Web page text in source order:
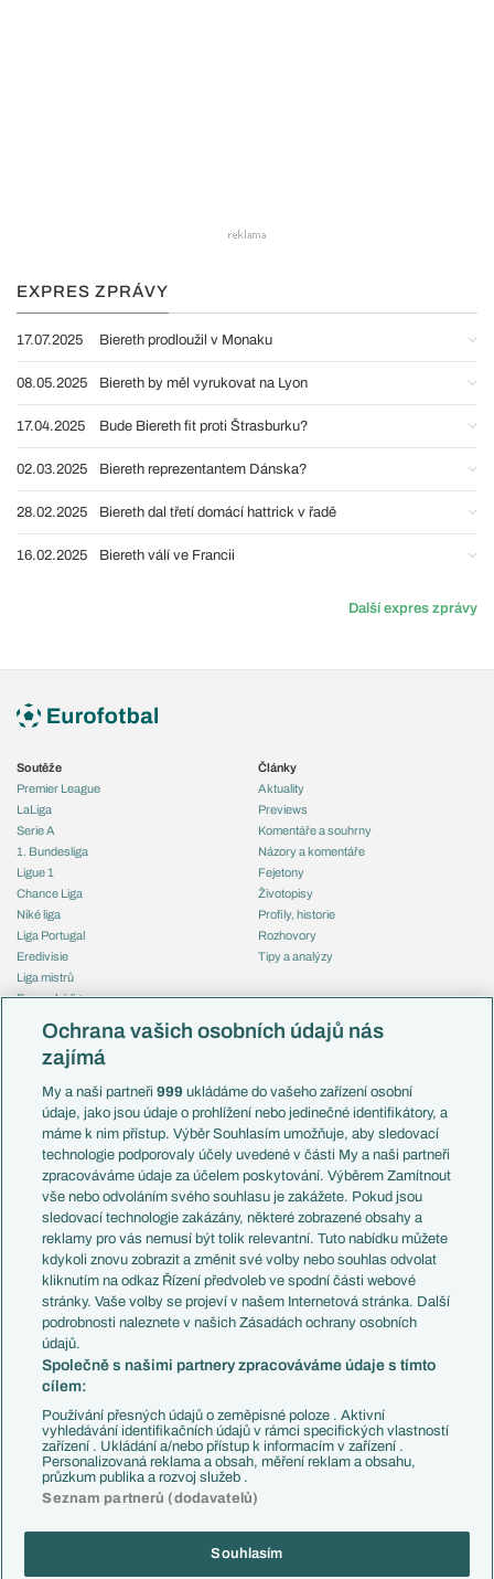
EXPRES ZPRÁVY
17.07.2025 Biereth prodloužil v Monaku
08.05.2025 Biereth by měl vyrukovat na Lyon
17.04.2025 Bude Biereth fit proti Štrasburku?
02.03.2025 Biereth reprezentantem Dánska?
28.02.2025 Biereth dal třetí domácí hattrick v řadě
16.02.2025 Biereth válí ve Francii
Další expres zprávy
Soutěže
Premier League
LaLiga
Serie A
1. Bundesliga
Ligue 1
Chance Liga
Niké liga
Liga Portugal
Eredivisie
Liga mistrů
Evropská liga
Mistrovství světa
Liga národů
Témata
Představení týmů MS
EuroSkauting
PL v kostce
Evropské koeficienty
Přestupy
Přestupové spekulace
Zranění
Kluby
Arsenal FC
Chelsea FC
Manchester United
AC Milán
Juventus FC
Bayern Mnichov
FC Barcelona
Real Madrid
Články
Aktuality
Previews
Komentáře a souhrny
Názory a komentáře
Fejetony
Životopisy
Profily, historie
Rozhovory
Tipy a analýzy
Česko
Francie
Itálie
Německo
Španělsko
Argentina
Brazílie
Přestupy
Zápasy
Livescore
Tipovací soutěž
Ochrana vašich osobních údajů nás
zajímá
My a naši partneři999 ukládáme do vašeho zařízení osobní
údaje, jako jsou údaje o prohlížení nebo jedinečné identifikátory, a
máme k nim přístup. Výběr Souhlasím umožňuje, aby sledovací
technologie podporovaly účely uvedené v části My a naši partneři
zpracováváme údaje za účelem poskytování. Výběrem Zamítnout
vše nebo odvoláním svého souhlasu je zakážete. Pokud jsou
sledovací technologie zakázány, některé zobrazené obsahy a
reklamy pro vás nemusí být tolik relevantní. Tuto nabídku můžete
kdykoli znovu zobrazit a změnit své volby nebo souhlas odvolat
kliknutím na odkaz Řízení předvoleb ve spodní části webové
stránky. Vaše volby se projeví v našem Internetová stránka. Další
podrobnosti naleznete v našich Zásadách ochrany osobních
údajů.
Společně s našimi partnery zpracováváme údaje s tímto
cílem:
Používání přesných údajů o zeměpisné poloze . Aktivní
vyhledávání identifikačních údajů v rámci specifických vlastností
zařízení . Ukládání a/nebo přístup k informacím v zařízení .
Personalizovaná reklama a obsah, měření reklam a obsahu,
průzkum publika a rozvoj služeb .
Seznam partnerů (dodavatelů)
Souhlasím